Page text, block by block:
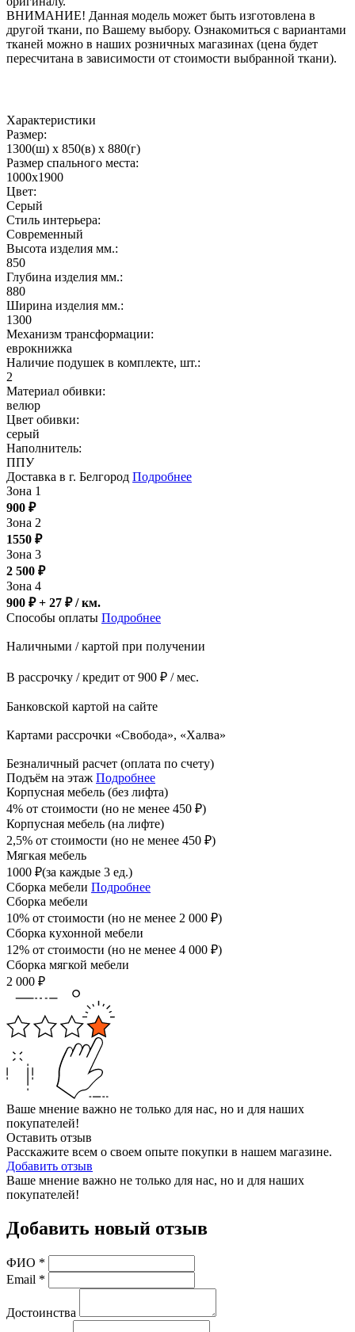
ВНИМАНИЕ! Данная модель может быть изготовлена в
другой ткани, по Вашему выбору. Ознакомиться с вариантами
тканей можно в наших розничных магазинах (цена будет
пересчитана в зависимости от стоимости выбранной ткани).
Характеристики
Размер:
1300(ш) x 850(в) x 880(г)
Размер спального места:
1000х1900
Цвет:
Серый
Стиль интерьера:
Современный
Высота изделия мм.:
850
Глубина изделия мм.:
880
Ширина изделия мм.:
1300
Механизм трансформации:
еврокнижка
Наличие подушек в комплекте, шт.:
2
Материал обивки:
велюр
Цвет обивки:
серый
Наполнитель:
ППУ
Доставка в г. Белгород Подробнее
Зона 1
900 ₽
Зона 2
1550 ₽
Зона 3
2 500 ₽
Зона 4
900 ₽ + 27 ₽/ км.
Способы оплаты Подробнее
Наличными / картой при получении
В рассрочку / кредит от 900 ₽ / мес.
Банковской картой на сайте
Картами рассрочки «Свобода», «Халва»
Безналичный расчет (оплата по счету)
Подъём на этаж Подробнее
Корпусная мебель (без лифта)
4% от стоимости (но не менее 450 ₽)
Корпусная мебель (на лифте)
2,5% от стоимости (но не менее 450 ₽)
Мягкая мебель
1000 ₽(за каждые 3 ед.)
Сборка мебели Подробнее
Сборка мебели
10% от стоимости (но не менее 2 000 ₽)
Сборка кухонной мебели
12% от стоимости (но не менее 4 000 ₽)
Сборка мягкой мебели
2 000 ₽
Ваше мнение важно не только для нас, но и для наших
покупателей!
Оставить отзыв
Расскажите всем о своем опыте покупки в нашем магазине.
Добавить отзыв
Ваше мнение важно не только для нас, но и для наших
покупателей!
Добавить новый отзыв
ФИО *
Email *
Достоинства